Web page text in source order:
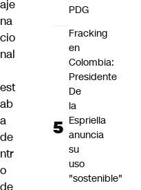
aje
na
cio
nal
est
ab
a
de
ntr
o
de
PDG
Fracking
en
Colombia:
Presidente
De
la
Espriella
anuncia
su
uso
"sostenible"